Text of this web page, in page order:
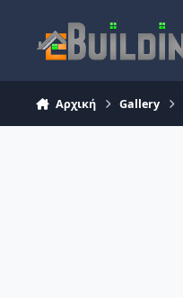
Αρχική Gallery